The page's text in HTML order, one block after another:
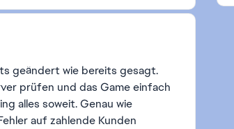
geändert wie bereits gesagt.
prüfen und das Game einfach
alles soweit. Genau wie
auf zahlende Kunden